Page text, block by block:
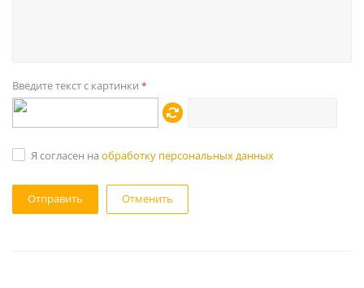
Введите текст с картинки *
Я согласен на обработку персональных данных
Отменить